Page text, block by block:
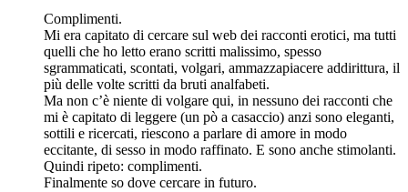
Complimenti.
Mi era capitato di cercare sul web dei racconti erotici, ma tutti
quelli che ho letto erano scritti malissimo, spesso
sgrammaticati, scontati, volgari, ammazzapiacere addirittura, il
più delle volte scritti da bruti analfabeti.
Ma non c’è niente di volgare qui, in nessuno dei racconti che
mi è capitato di leggere (un pò a casaccio) anzi sono eleganti,
sottili e ricercati, riescono a parlare di amore in modo
eccitante, di sesso in modo raffinato. E sono anche stimolanti.
Quindi ripeto: complimenti.
Finalmente so dove cercare in futuro.